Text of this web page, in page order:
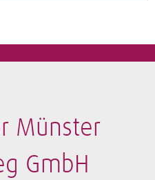
Münster
GmbH